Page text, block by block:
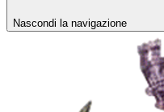
Nascondi la navigazione